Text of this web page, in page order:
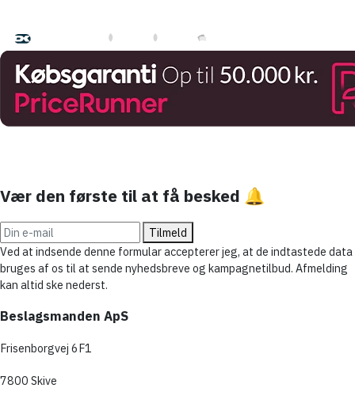
Vær den første til at få besked 🔔
Tilmeld
Ved at indsende denne formular accepterer jeg, at de indtastede data
bruges af os til at sende nyhedsbreve og kampagnetilbud. Afmelding
kan altid ske nederst.
Beslagsmanden ApS
Frisenborgvej 6F1
7800 Skive